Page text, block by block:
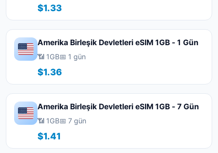
$1.33
Amerika Birleşik Devletleri eSIM 1GB - 1 Gün
📶 1GB📅 1 gün
$1.36
Amerika Birleşik Devletleri eSIM 1GB - 7 Gün
📶 1GB📅 7 gün
$1.41